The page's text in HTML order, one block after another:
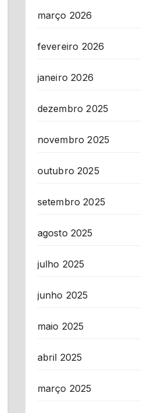
março 2026
fevereiro 2026
janeiro 2026
dezembro 2025
novembro 2025
outubro 2025
setembro 2025
agosto 2025
julho 2025
junho 2025
maio 2025
abril 2025
março 2025